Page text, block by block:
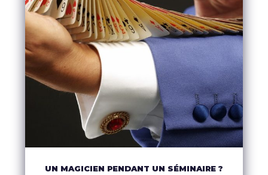
UN MAGICIEN PENDANT UN SÉMINAIRE ?